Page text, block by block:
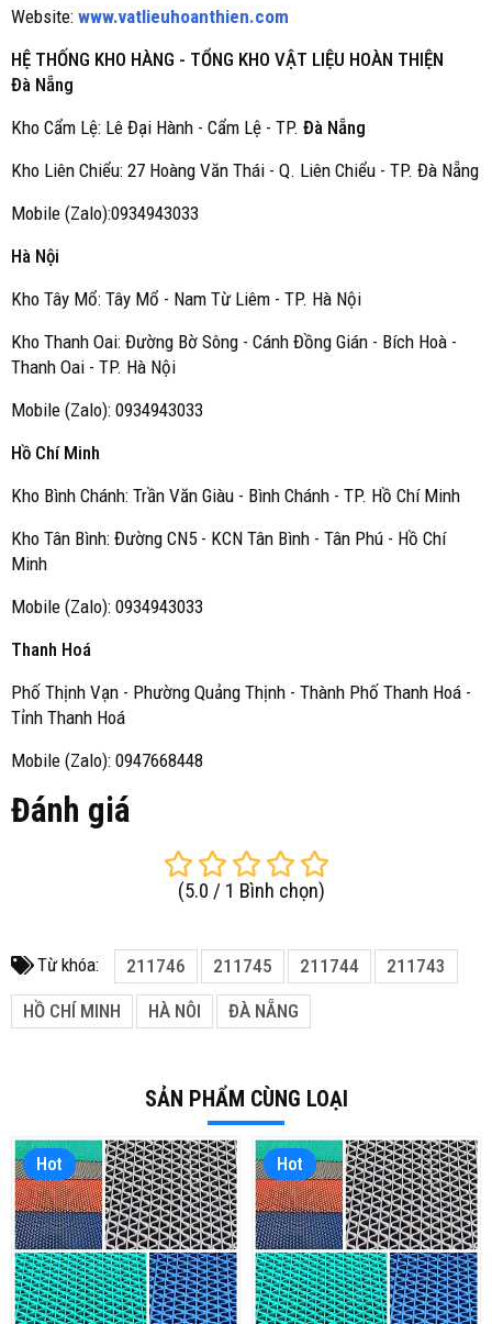
Website: www.vatlieuhoanthien.com
HỆ THỐNG KHO HÀNG - TỔNG KHO VẬT LIỆU HOÀN THIỆN
Đà Nẵng
Kho Cẩm Lệ: Lê Đại Hành - Cẩm Lệ - TP. Đà Nẵng
Kho Liên Chiểu: 27 Hoàng Văn Thái - Q. Liên Chiểu - TP. Đà Nẵng
Mobile (Zalo):0934943033
Hà Nội
Kho Tây Mổ: Tây Mổ - Nam Từ Liêm - TP. Hà Nội
Kho Thanh Oai: Đường Bờ Sông - Cánh Đồng Gián - Bích Hoà -
Thanh Oai - TP. Hà Nội
Mobile (Zalo): 0934943033
Hồ Chí Minh
Kho Bình Chánh: Trần Văn Giàu - Bình Chánh - TP. Hồ Chí Minh
Kho Tân Bình: Đường CN5 - KCN Tân Bình - Tân Phú - Hồ Chí
Minh
Mobile (Zalo): 0934943033
Thanh Hoá
Phố Thịnh Vạn - Phường Quảng Thịnh - Thành Phố Thanh Hoá -
Tỉnh Thanh Hoá
Mobile (Zalo): 0947668448
Đánh giá
(5.0 / 1 Bình chọn)
Từ khóa: 211746 211745 211744 211743
HỒ CHÍ MINH HÀ NÔI ĐÀ NẴNG
SẢN PHẨM CÙNG LOẠI
Hot Hot